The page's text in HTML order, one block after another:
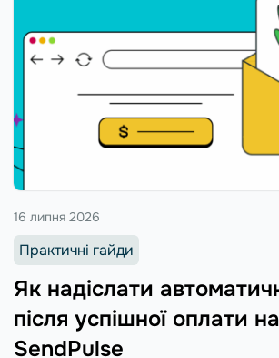
Як надіслати
після успішної оплати
SendPulse
16 липня 2026
Практичні гайди